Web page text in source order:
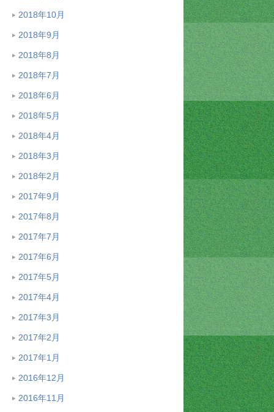
2018年10月
2018年9月
2018年8月
2018年7月
2018年6月
2018年5月
2018年4月
2018年3月
2018年2月
2017年9月
2017年8月
2017年7月
2017年6月
2017年5月
2017年4月
2017年3月
2017年2月
2017年1月
2016年12月
2016年11月